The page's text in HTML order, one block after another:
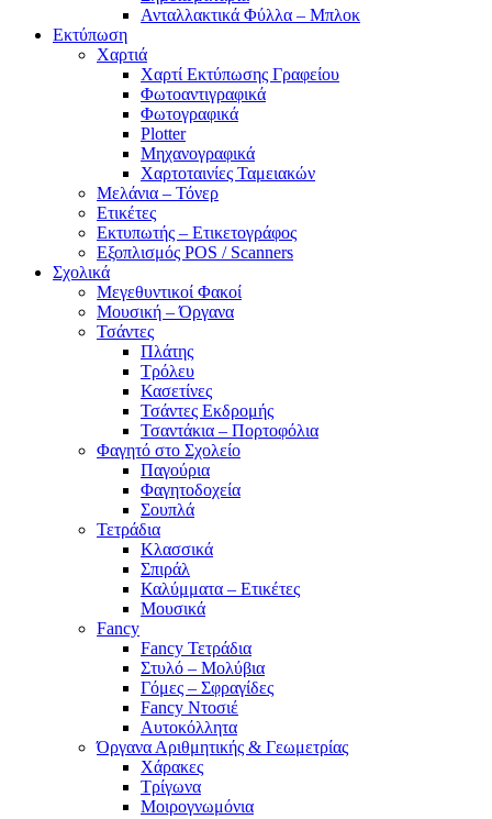
Ανταλλακτικά Φύλλα – Μπλοκ
Εκτύπωση
Χαρτιά
Χαρτί Εκτύπωσης Γραφείου
Φωτοαντιγραφικά
Φωτογραφικά
Plotter
Μηχανογραφικά
Χαρτοταινίες Ταμειακών
Μελάνια – Τόνερ
Ετικέτες
Εκτυπωτής – Ετικετογράφος
Εξοπλισμός POS / Scanners
Σχολικά
Μεγεθυντικοί Φακοί
Μουσική – Όργανα
Τσάντες
Πλάτης
Τρόλευ
Κασετίνες
Τσάντες Εκδρομής
Τσαντάκια – Πορτοφόλια
Φαγητό στο Σχολείο
Παγούρια
Φαγητοδοχεία
Σουπλά
Τετράδια
Κλασσικά
Σπιράλ
Καλύμματα – Ετικέτες
Μουσικά
Fancy
Fancy Τετράδια
Στυλό – Μολύβια
Γόμες – Σφραγίδες
Fancy Ντοσιέ
Αυτοκόλλητα
Όργανα Αριθμητικής & Γεωμετρίας
Χάρακες
Τρίγωνα
Mοιρογνωμόνια